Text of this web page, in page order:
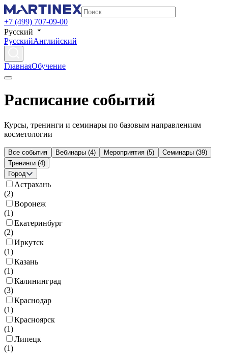
+7 (499) 707-09-00
Русский
РусскийАнглийский
ГлавнаяОбучение
Расписание событий
Курсы, тренинги и семинары по базовым направлениям
косметологии
Все события Вебинары (4) Мероприятия (5) Семинары (39)
Тренинги (4)
Город
Астрахань
(2)
Воронеж
(1)
Екатеринбург
(2)
Иркутск
(1)
Казань
(1)
Калининград
(3)
Краснодар
(1)
Красноярск
(1)
Липецк
(1)